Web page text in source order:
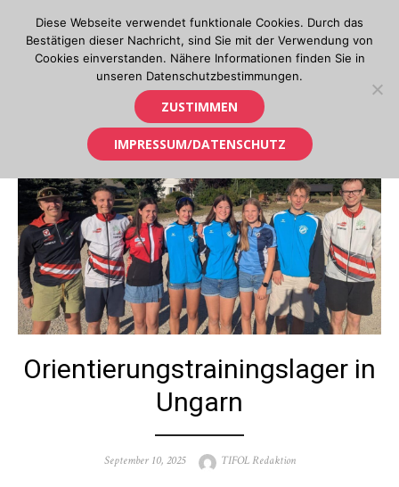
content
Orientierungslauf in Tirol
Orientierungstrainingslager in
Ungarn
Posted
September 10, 2025 Author
TIFOL Redaktion
Diese Webseite verwendet funktionale Cookies. Durch das
Bestätigen dieser Nachricht, sind Sie mit der Verwendung von
Cookies einverstanden. Nähere Informationen finden Sie in
unseren Datenschutzbestimmungen.
ZUSTIMMEN
IMPRESSUM/DATENSCHUTZ